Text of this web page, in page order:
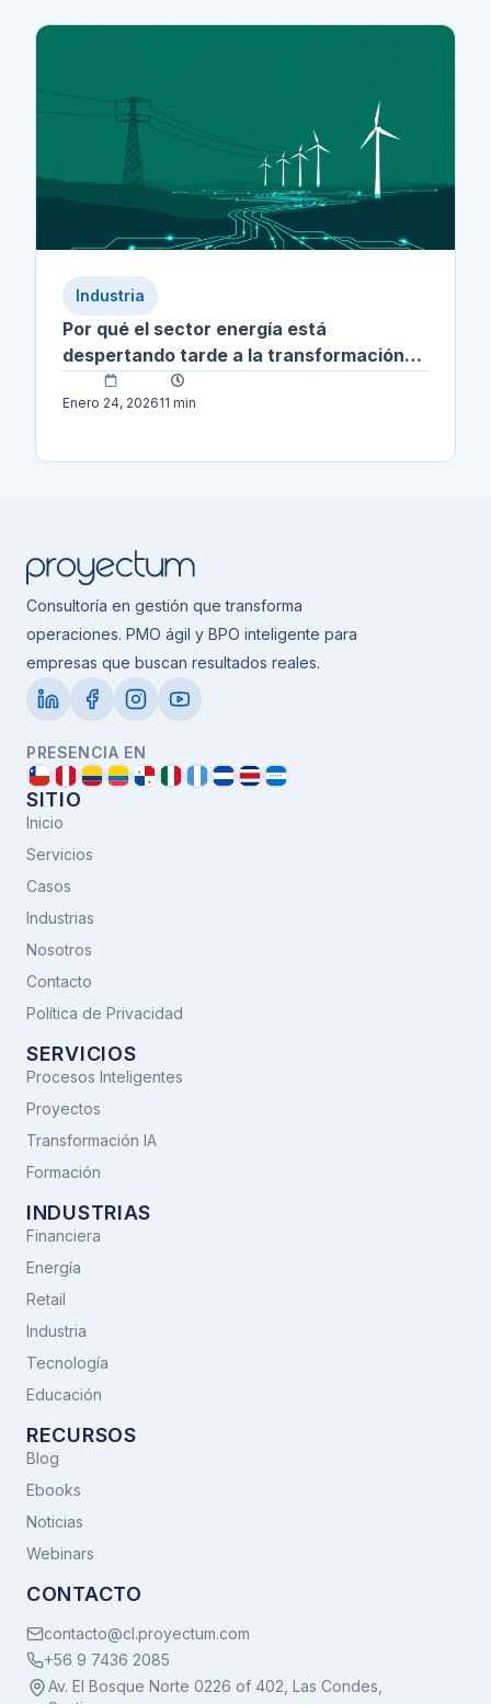
Industria
Por qué el sector energía está
despertando tarde a la transformación
digital (y qué cambia cuando lo hace)
Enero 24, 202611 min
Consultoría en gestión que transforma
operaciones. PMO ágil y BPO inteligente para
empresas que buscan resultados reales.
PRESENCIA EN
SITIO
Inicio
Servicios
Casos
Industrias
Nosotros
Contacto
Política de Privacidad
SERVICIOS
Procesos Inteligentes
Proyectos
Transformación IA
Formación
INDUSTRIAS
Financiera
Energía
Retail
Industria
Tecnología
Educación
RECURSOS
Blog
Ebooks
Noticias
Webinars
CONTACTO
contacto@cl.proyectum.com
+56 9 7436 2085
Av. El Bosque Norte 0226 of 402, Las Condes,